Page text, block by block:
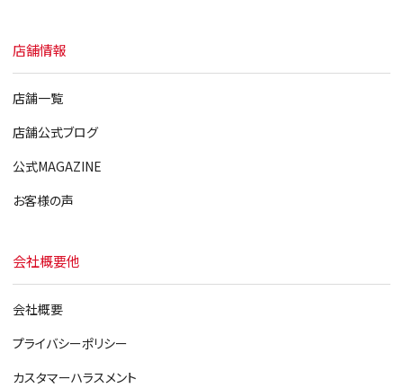
店舗情報
店舗一覧
店舗公式ブログ
公式MAGAZINE
お客様の声
会社概要他
会社概要
プライバシーポリシー
カスタマーハラスメント